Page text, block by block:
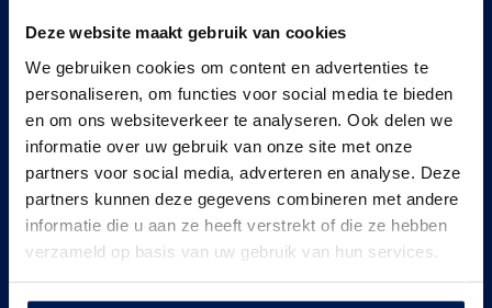
Deze website maakt gebruik van cookies
We gebruiken cookies om content en advertenties te
personaliseren, om functies voor social media te bieden
en om ons websiteverkeer te analyseren. Ook delen we
informatie over uw gebruik van onze site met onze
partners voor social media, adverteren en analyse. Deze
partners kunnen deze gegevens combineren met andere
informatie die u aan ze heeft verstrekt of die ze hebben
verzameld op basis van uw gebruik van hun services.